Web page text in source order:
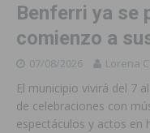
Benferri ya se
comienzo a
07/08/2026 Lorena
El municipio vivirá del 7
de celebraciones con
espectáculos y actos en